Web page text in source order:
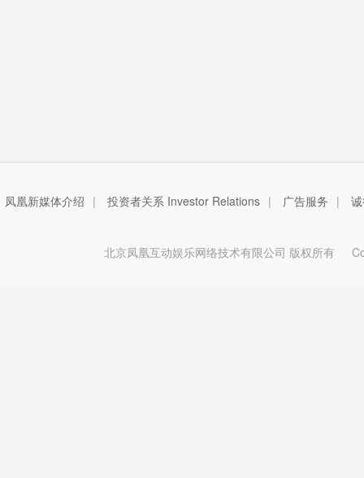
凤凰新媒体介绍 | 投资者关系 Investor Relations | 广告服务 |
北京凤凰互动娱乐网络技术有限公司 版权所有